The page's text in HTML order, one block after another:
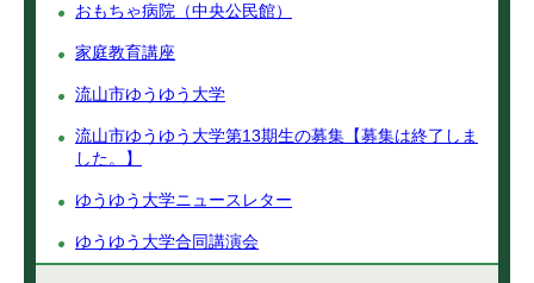
おもちゃ病院（中央公民館）
家庭教育講座
流山市ゆうゆう大学
流山市ゆうゆう大学第13期生の募集【募集は終了しま
した。】
ゆうゆう大学ニュースレター
ゆうゆう大学合同講演会